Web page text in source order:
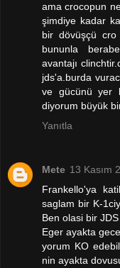
ama crocopun
şimdiye kadar
bir dövüşçü cro
bununla
avantajı
jds'a.burda
ve gücünü yer
diyorum büyük
Yanıtla
Mete 13 Kasım
Frankello'ya
saglam bir K-
Ben olasi bir
Eger ayakta
yorum KO
nin ayakta